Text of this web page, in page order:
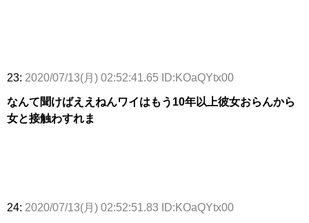
23: 2020/07/13(月) 02:52:41.65 ID:KOaQYtx00
なんて聞けばええねんワイはもう10年以上彼女おらんから
女と接触わすれま
24: 2020/07/13(月) 02:52:51.83 ID:KOaQYtx00